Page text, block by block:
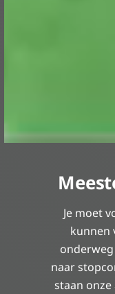
Je moet
kunnen
naar
staan